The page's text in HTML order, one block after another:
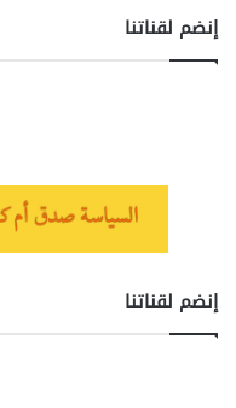
إنضم لقناتنا
إنضم لقناتنا